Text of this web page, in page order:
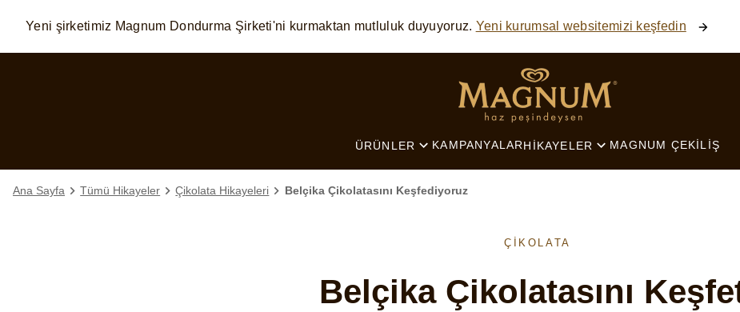
Skip to: MAIN CONTENT FOOTER SEARCH
Yeni şirketimiz Magnum Dondurma Şirketi'ni kurmaktan mutluluk duyuyoruz. Yeni kurumsal websitemizi keşfedin
ÜRÜNLER KAMPANYALARHIKAYELER MAGNUM ÇEKILIŞ
Ana Sayfa Tümü Hikayeler Çikolata Hikayeleri Belçika Çikolatasını Keşfediyoruz
ÇIKOLATA
Belçika Çikolatasını